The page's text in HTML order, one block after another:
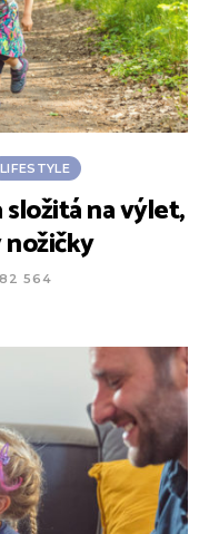
LIFESTYLE
na výlet,
82 564